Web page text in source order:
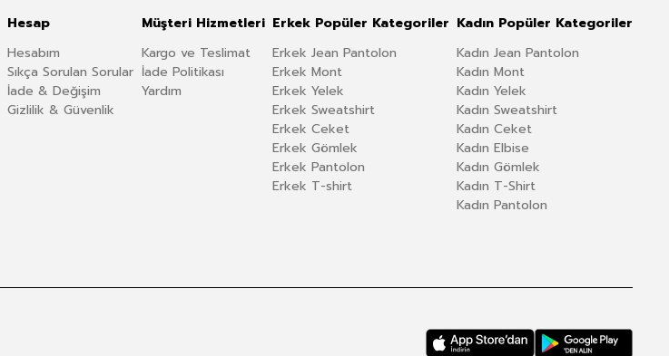
Hesap
Hesabım
Sıkça Sorulan Sorular
İade & Değişim
Gizlilik & Güvenlik
Müşteri Hizmetleri
Kargo ve Teslimat
İade Politikası
Yardım
Erkek Popüler Kategoriler
Erkek Jean Pantolon
Erkek Mont
Erkek Yelek
Erkek Sweatshirt
Erkek Ceket
Erkek Gömlek
Erkek Pantolon
Erkek T-shirt
Kadın Popüler Kategoriler
Kadın Jean Pantolon
Kadın Mont
Kadın Yelek
Kadın Sweatshirt
Kadın Ceket
Kadın Elbise
Kadın Gömlek
Kadın T-Shirt
Kadın Pantolon